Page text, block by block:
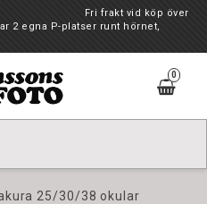
köp över
2 egna P-platser runt hörnet,
0
25/30/38 okular